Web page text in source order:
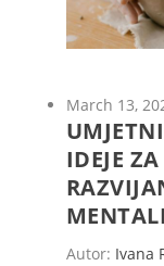
March 13,
IDEJE
Autor: Ivana